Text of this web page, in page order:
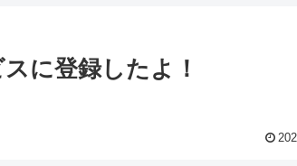
に登録したよ！